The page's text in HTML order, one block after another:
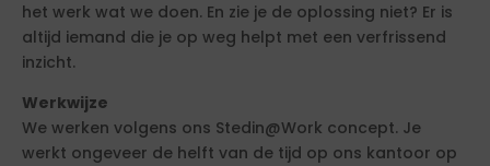
het werk wat we doen. En zie je de oplossing niet? Er is
altijd iemand die je op weg helpt met een verfrissend
inzicht.
Werkwijze
We werken volgens ons Stedin@Work concept. Je
werkt ongeveer de helft van de tijd op ons kantoor op